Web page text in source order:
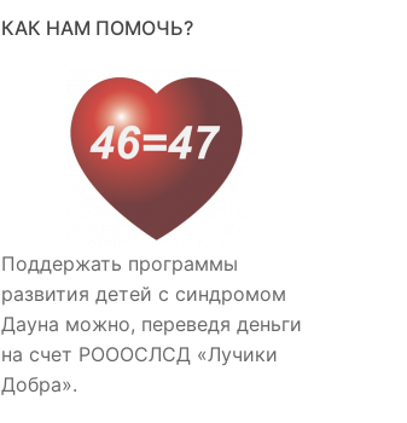
КАК НАМ ПОМОЧЬ?
Поддержать программы
развития детей с синдромом
Дауна можно, переведя деньги
на счет РОООСЛСД «Лучики
Добра».